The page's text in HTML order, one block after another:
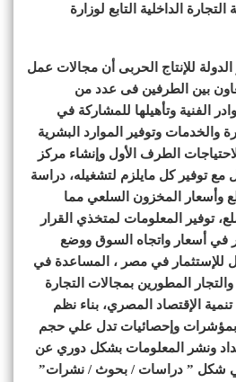
الداخلية التابع لوزارة
للإنتاج الحربى أن مجالات عمل
بين الطرفين فى عدد من
الفنية وتأهيلها للمشاركة في
والخدمات وتوفير الموارد البشرية
الطرف الأول وإنشاء مركز
توفير كل مايلزم لتشغيله، دراسة
وأسعار المخزون السلعي مما
توفير المعلومات لمتخذي القرار
في أسعار واتجاه السوق ووضع
للإستثمار في مصر ، المساعدة في
المطورين بمجالات التجارة
تنمية الإقتصاد المصري، بناء نظم
بمؤشرات وإحصائيات تدل علي حجم
ونشر المعلومات بشكل دوري عن
في شكل ” دراسات / بحوث / نشرات”